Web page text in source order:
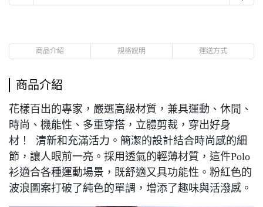
商品介紹 規格說明 運送方式
商品介紹
花樣百出的專家，嚴選高級材質，兼具運動、休閒、
時尚、機能性、多重穿搭，立體剪裁，穿出好身
材！ 清新和充滿活力。簡潔的設計結合時尚感的細
節，讓人眼前一亮。採用透氣的輕薄材質，這件Polo
衫適合各種運動場景，既舒適又具功能性。粉紅色的
波浪圖案打破了純色的單調，增添了趣味與活潑感。